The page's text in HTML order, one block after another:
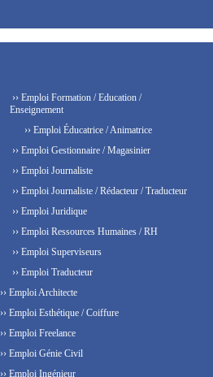
›› Emploi Formation / Education /
Enseignement
›› Emploi Éducatrice / Animatrice
›› Emploi Gestionnaire / Magasinier
›› Emploi Journaliste
›› Emploi Journaliste / Rédacteur / Traducteur
›› Emploi Juridique
›› Emploi Ressources Humaines / RH
›› Emploi Superviseurs
›› Emploi Traducteur
›› Emploi Architecte
›› Emploi Esthétique / Coiffure
›› Emploi Freelance
›› Emploi Génie Civil
›› Emploi Ingénieur